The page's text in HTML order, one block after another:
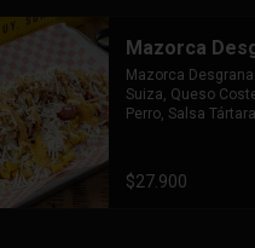
Mazorca
Mazorca
Suiza, Queso
Perro, Salsa
$27.900